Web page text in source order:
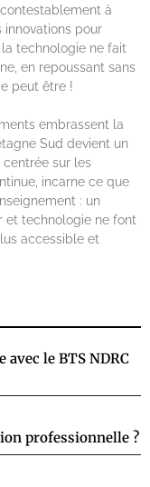
à
innovations pour
la technologie ne fait
en repoussant sans
peut être !
embrassent la
Sud devient un
centrée sur les
incarne ce que
: un
et technologie ne font
accessible et
le BTS NDRC
professionnelle ?